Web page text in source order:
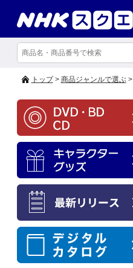
トップ> 商品ジャンルで選ぶ>